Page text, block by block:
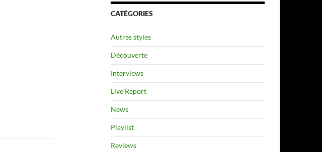
CATÉGORIES
Autres styles
Découverte
Interviews
Live Report
News
Playlist
Reviews